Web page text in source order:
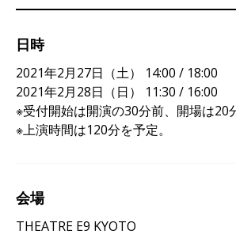
日時
2021年2月27日（土） 14:00 / 18:00
2021年2月28日（日） 11:30 / 16:00
※受付開始は開演の30分前、開場は20
※上演時間は120分を予定。
会場
THEATRE E9 KYOTO